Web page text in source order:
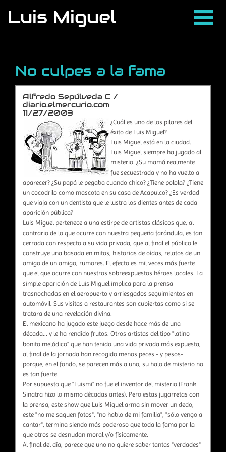
Luis Miguel
No culpes a la fama
Alfredo Sepúlveda C /
diario.elmercurio.com
11/27/2003
¿Cuál es uno de los pilares del
éxito de Luis Miguel?
Luis Miguel está en la ciudad.
Luis Miguel siempre ha jugado al
misterio. ¿Su mamá realmente
fue secuestrada y no ha vuelto a
aparecer? ¿Su papá le pegaba cuando chico? ¿Tiene polola? ¿Tiene
un cocodrilo como mascota en su casa de Acapulco? ¿Es verdad
que viaja con un dentista que le lustra los dientes antes de cada
aparición pública?
Luis Miguel pertenece a una estirpe de artistas clásicos que, al
contrario de lo que ocurre con nuestra pequeña farándula, es tan
cerrada con respecto a su vida privada, que al final el público le
construye una basada en mitos, historias de oídas, relatos de un
amigo de un amigo, rumores. El efecto es mil veces más fuerte
que el que ocurre con nuestros sobreexpuestos héroes locales. La
simple aparición de Luis Miguel implica para la prensa
trasnochadas en el aeropuerto y arriesgados seguimientos en
automóvil. Sus visitas a restaurantes son cubiertas como si se
tratara de una revelación divina.
El mexicano ha jugado este juego desde hace más de una
década... y le ha rendido frutos. Otros artistas del tipo "latino
bonito melódico" que han tenido una vida privada más expuesta,
al final de la jornada han recogido menos peces - y pesos-
porque, en el fondo, se parecen más a uno, su halo de misterio no
es tan fuerte.
Por supuesto que "Luismi" no fue el inventor del misterio (Frank
Sinatra hizo lo mismo décadas antes). Pero estas jugarretas con
la prensa, este show que Luis Miguel arma sin mover un dedo,
este "no me saquen fotos", "no hablo de mi familia", "sólo vengo a
cantar", termina siendo más poderoso que toda la fama por la
que otros se desnudan moral y/o físicamente.
Al final del día, parece que uno no quiere saber tantas "verdades"